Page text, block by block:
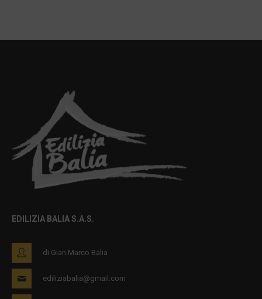
EDILIZIA BALIA S.A.S.
di Gian Marco Balia
ediliziabalia@gmail.com